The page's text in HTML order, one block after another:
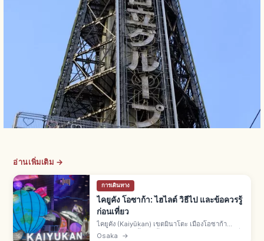
อ่านเพิ่มเติม →
การเดินทาง
ไคยูคัง โอซาก้า: ไฮไลต์ วิธีไป และข้อควรรู้
ก่อนเที่ยว
ไคยูคัง (Kaiyūkan) เขตมินาโตะ เมืองโอซาก้า
พิพิธภัณฑ์สัตว์น้ำเปิดตั้งแต่ปี 1990 คอนเซ็ปต์ "ทุกสิ่ง
Osaka →